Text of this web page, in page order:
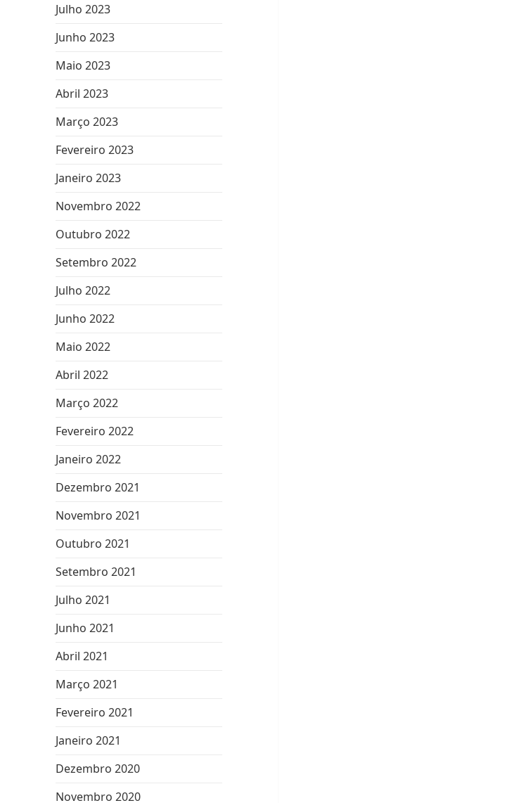
Julho 2023
Junho 2023
Maio 2023
Abril 2023
Março 2023
Fevereiro 2023
Janeiro 2023
Novembro 2022
Outubro 2022
Setembro 2022
Julho 2022
Junho 2022
Maio 2022
Abril 2022
Março 2022
Fevereiro 2022
Janeiro 2022
Dezembro 2021
Novembro 2021
Outubro 2021
Setembro 2021
Julho 2021
Junho 2021
Abril 2021
Março 2021
Fevereiro 2021
Janeiro 2021
Dezembro 2020
Novembro 2020